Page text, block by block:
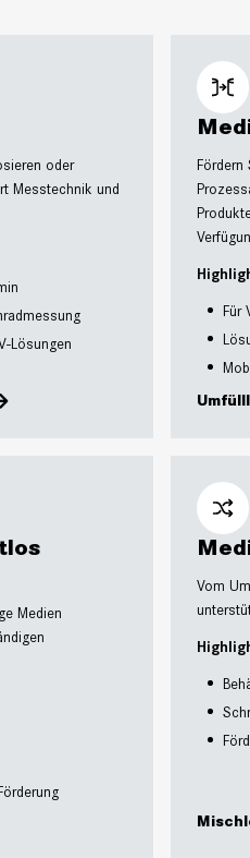
oder
Messtechnik und
Lösungen
Fördern
Für
Medien
Vom